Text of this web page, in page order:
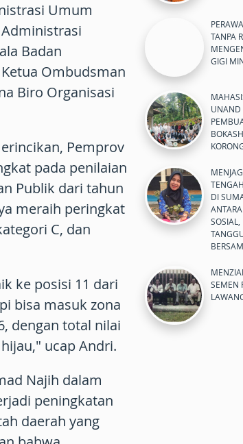
Umum
Badan
Ombudsman
Biro Organisasi
Pemprov
pada penilaian
Publik dari tahun
meraih peringkat
C, dan
ke posisi 11 dari
bisa masuk zona
dengan total nilai
ucap Andri.
Najih dalam
peningkatan
daerah yang
TANPA
GIGI
UNAND
DI
SEMEN